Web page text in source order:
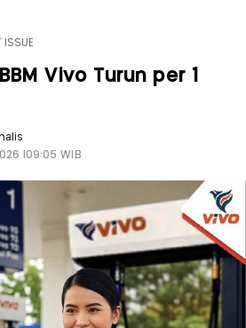
ISSUE
Vivo Turun per 1
|09:05 WIB